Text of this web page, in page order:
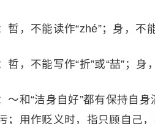
哲，不能读作“zhé”；身，不能
哲，不能写作“折”或“喆”；身
～和“洁身自好”都有保持自
；用作贬义时，指只顾自己